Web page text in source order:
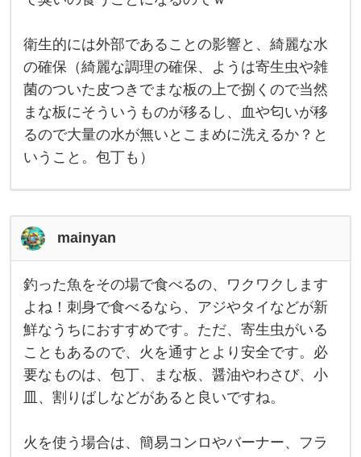
く
い
慣
れ
る
と
簡
単
す
、
身
で
必
要
な
三
枚
卸
と
か
慣
衛生的には外部であることの影響と、綺麗な水
の確保（綺麗な調理の確保、ようは寄生虫や雑
菌のついた皮つきでまな板の上で捌くので当然
まな板にそういうものが移るし、血や匂いが移
るので大量の水が無いとこまめに洗えるか？と
いうこと。包丁も）
mainyan
釣
っ
た
魚
を
そ
の
場
で
る
の
釣った魚をその場で食べるの、ワクワクします
よね！刺身で食べるなら、アジやタイなどが新
鮮なうちにおすすめです。ただ、寄生虫がいる
こともあるので、火を通すとより安全です。必
要なものは、包丁、まな板、醤油やわさび、小
皿、割りばしなどがあると良いですね。
火を使う場合は、簡易コンロやバーナー、フラ